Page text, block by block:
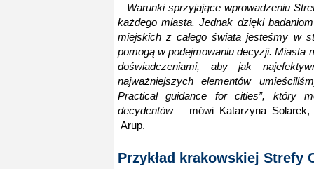
– Warunki sprzyjające wprowadzeniu
każdego miasta. Jednak dzięki
miejskich z całego świata jesteśmy w
pomogą w podejmowaniu decyzji. Miasta
doświadczeniami, aby jak
najważniejszych elementów
Practical guidance for cities”, który
decydentów – mówi Katarzyna Solarek,
Arup.
Przykład krakowskiej Strefy